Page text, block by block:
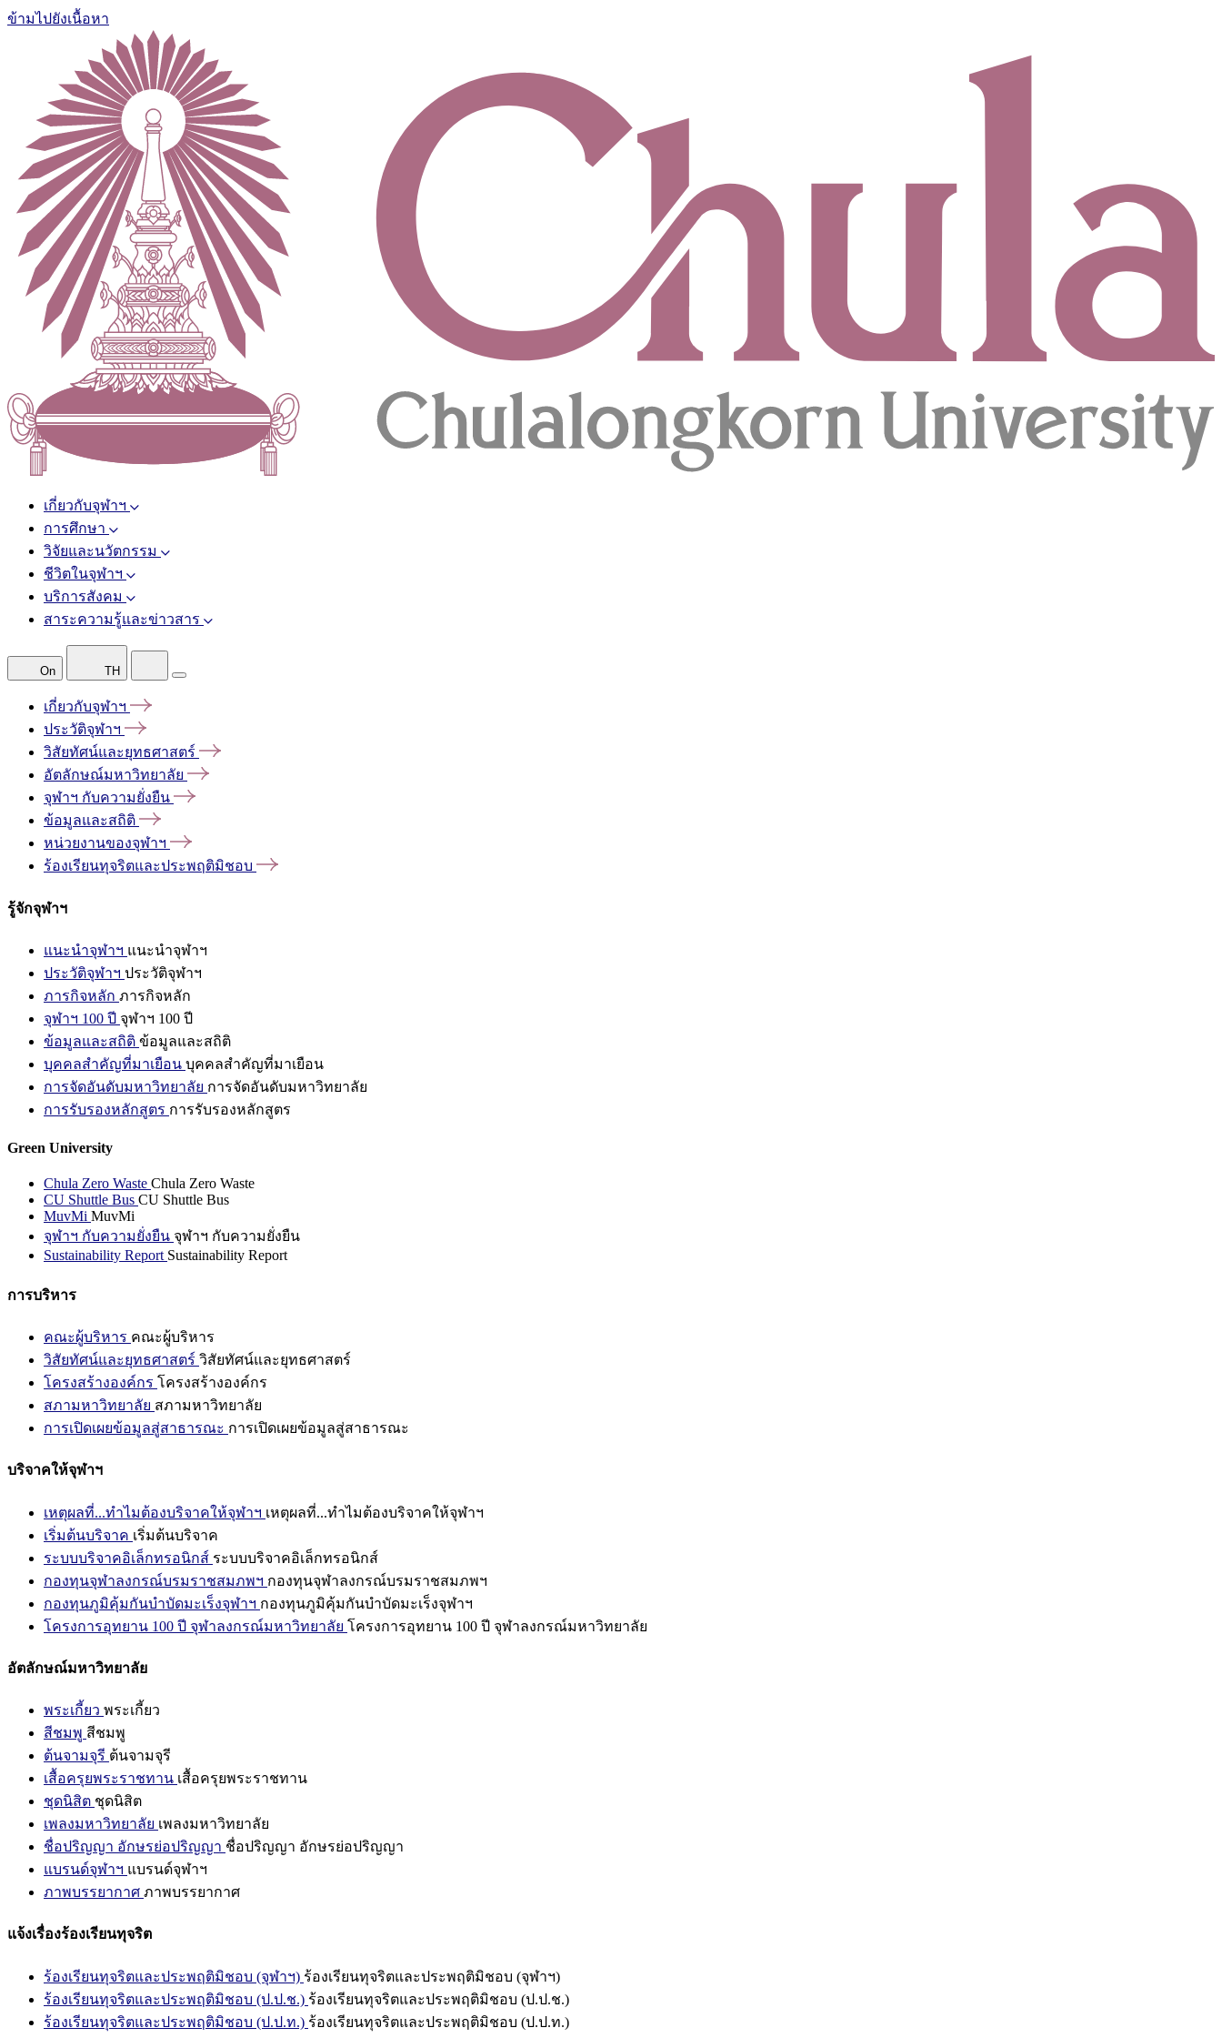
ข้ามไปยังเนื้อหา
เกี่ยวกับจุฬาฯ
การศึกษา
วิจัยและนวัตกรรม
ชีวิตในจุฬาฯ
บริการสังคม
สาระความรู้และข่าวสาร
On TH
เกี่ยวกับจุฬาฯ
ประวัติจุฬาฯ
วิสัยทัศน์และยุทธศาสตร์
อัตลักษณ์มหาวิทยาลัย
จุฬาฯ กับความยั่งยืน
ข้อมูลและสถิติ
หน่วยงานของจุฬาฯ
ร้องเรียนทุจริตและประพฤติมิชอบ
รู้จักจุฬาฯ
แนะนำจุฬาฯ แนะนำจุฬาฯ
ประวัติจุฬาฯ ประวัติจุฬาฯ
ภารกิจหลัก ภารกิจหลัก
จุฬาฯ 100 ปี จุฬาฯ 100 ปี
ข้อมูลและสถิติ ข้อมูลและสถิติ
บุคคลสำคัญที่มาเยือน บุคคลสำคัญที่มาเยือน
การจัดอันดับมหาวิทยาลัย การจัดอันดับมหาวิทยาลัย
การรับรองหลักสูตร การรับรองหลักสูตร
Green University
Chula Zero Waste Chula Zero Waste
CU Shuttle Bus CU Shuttle Bus
MuvMi MuvMi
จุฬาฯ กับความยั่งยืน จุฬาฯ กับความยั่งยืน
Sustainability Report Sustainability Report
การบริหาร
คณะผู้บริหาร คณะผู้บริหาร
วิสัยทัศน์และยุทธศาสตร์ วิสัยทัศน์และยุทธศาสตร์
โครงสร้างองค์กร โครงสร้างองค์กร
สภามหาวิทยาลัย สภามหาวิทยาลัย
การเปิดเผยข้อมูลสู่สาธารณะ การเปิดเผยข้อมูลสู่สาธารณะ
บริจาคให้จุฬาฯ
เหตุผลที่...ทำไมต้องบริจาคให้จุฬาฯ เหตุผลที่...ทำไมต้องบริจาคให้จุฬาฯ
เริ่มต้นบริจาค เริ่มต้นบริจาค
ระบบบริจาคอิเล็กทรอนิกส์ ระบบบริจาคอิเล็กทรอนิกส์
กองทุนจุฬาลงกรณ์บรมราชสมภพฯ กองทุนจุฬาลงกรณ์บรมราชสมภพฯ
กองทุนภูมิคุ้มกันบำบัดมะเร็งจุฬาฯ กองทุนภูมิคุ้มกันบำบัดมะเร็งจุฬาฯ
โครงการอุทยาน 100 ปี จุฬาลงกรณ์มหาวิทยาลัย โครงการอุทยาน 100 ปี จุฬาลงกรณ์มหาวิทยาลัย
อัตลักษณ์มหาวิทยาลัย
พระเกี้ยว พระเกี้ยว
สีชมพู สีชมพู
ต้นจามจุรี ต้นจามจุรี
เสื้อครุยพระราชทาน เสื้อครุยพระราชทาน
ชุดนิสิต ชุดนิสิต
เพลงมหาวิทยาลัย เพลงมหาวิทยาลัย
ชื่อปริญญา อักษรย่อปริญญา ชื่อปริญญา อักษรย่อปริญญา
แบรนด์จุฬาฯ แบรนด์จุฬาฯ
ภาพบรรยากาศ ภาพบรรยากาศ
แจ้งเรื่องร้องเรียนทุจริต
ร้องเรียนทุจริตและประพฤติมิชอบ (จุฬาฯ) ร้องเรียนทุจริตและประพฤติมิชอบ (จุฬาฯ)
ร้องเรียนทุจริตและประพฤติมิชอบ (ป.ป.ช.) ร้องเรียนทุจริตและประพฤติมิชอบ (ป.ป.ช.)
ร้องเรียนทุจริตและประพฤติมิชอบ (ป.ป.ท.) ร้องเรียนทุจริตและประพฤติมิชอบ (ป.ป.ท.)